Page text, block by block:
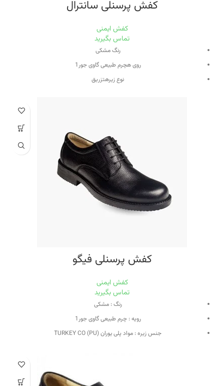
کفش پرسنلی سانترال
کفش ایمنی
تماس بگیرید
رنگمشکی
روی هچرم طبیعی گاوی جور1
نوع زیرهتزریق
تخفیف کارت
روش ذبح جهت تولید چرمذبح حلال(اسلامی /شرعی )
کفش پرسنلی فیگو
کفش ایمنی
تماس بگیرید
رنگ : مشکی
رویه : چرم طبیعی گاوی جور1
جنس زیره : مواد پلی یوران (PU) TURKEY CO
کفی : کفی طبی متشکل از چرم بزی و مواد EVI